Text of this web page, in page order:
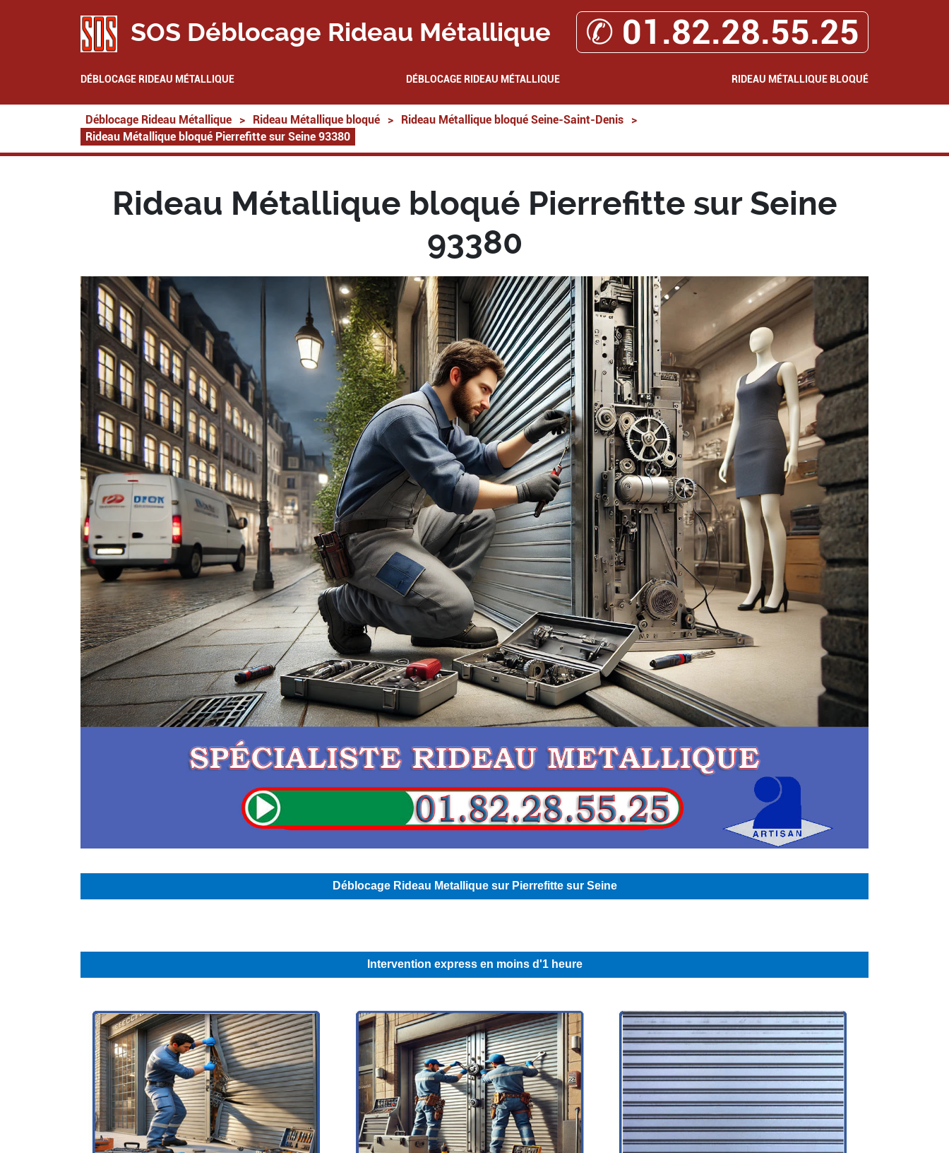
SOS Déblocage Rideau Métallique ✆ 01.82.28.55.25
DÉBLOCAGE RIDEAU MÉTALLIQUE DÉBLOCAGE RIDEAU MÉTALLIQUE RIDEAU MÉTALLIQUE BLOQUÉ
Déblocage Rideau Métallique > Rideau Métallique bloqué > Rideau Métallique bloqué Seine-Saint-Denis
>
Rideau Métallique bloqué Pierrefitte sur Seine 93380
Rideau Métallique bloqué Pierrefitte sur Seine
93380
Déblocage Rideau Metallique sur Pierrefitte sur Seine
Intervention express en moins d'1 heure